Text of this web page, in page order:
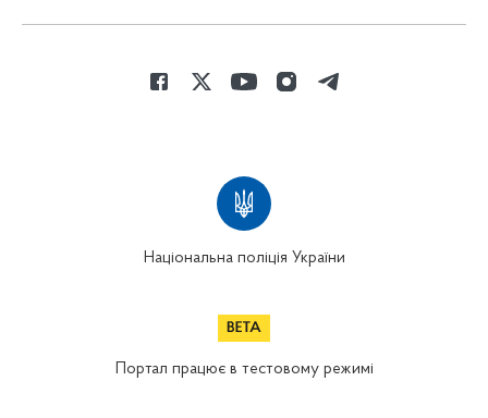
Національна поліція України
Портал працює в тестовому режимі